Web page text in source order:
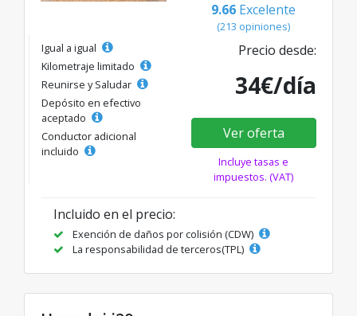
9.66 Excelente
(213 opiniones)
Igual a igual
Kilometraje limitado
Reunirse y Saludar
Depósito en efectivo
aceptado
Conductor adicional
incluido
Precio desde:
34€/día
Ver oferta
Incluye tasas e
impuestos. (VAT)
Incluido en el precio:
Exención de daños por colisión (CDW)
La responsabilidad de terceros(TPL)